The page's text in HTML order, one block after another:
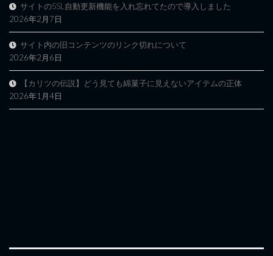
サイトのSSL自動更新機能を入れ忘れてたので導入しました
2026年2月7日
サイト内の旧コンテンツのリンク切れについて
2026年2月6日
【カリツの伝説】どう見ても綿菓子に見えないアイテムの正体
2026年1月4日